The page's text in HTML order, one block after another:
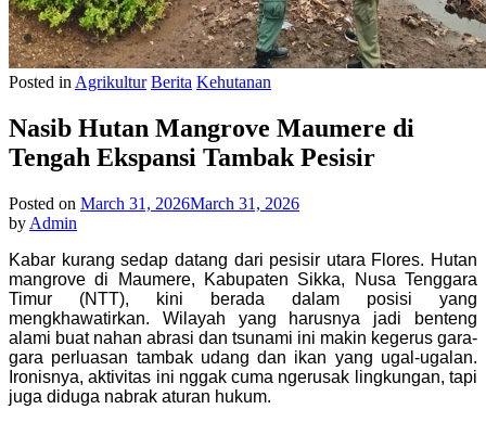
Posted in Agrikultur Berita Kehutanan
Nasib Hutan Mangrove Maumere di
Tengah Ekspansi Tambak Pesisir
Posted on March 31, 2026March 31, 2026
by Admin
Kabar kurang sedap datang dari pesisir utara Flores. Hutan
mangrove di Maumere, Kabupaten Sikka, Nusa Tenggara
Timur (NTT), kini berada dalam posisi yang
mengkhawatirkan. Wilayah yang harusnya jadi benteng
alami buat nahan abrasi dan tsunami ini makin kegerus gara-
gara perluasan tambak udang dan ikan yang ugal-ugalan.
Ironisnya, aktivitas ini nggak cuma ngerusak lingkungan, tapi
juga diduga nabrak aturan hukum.